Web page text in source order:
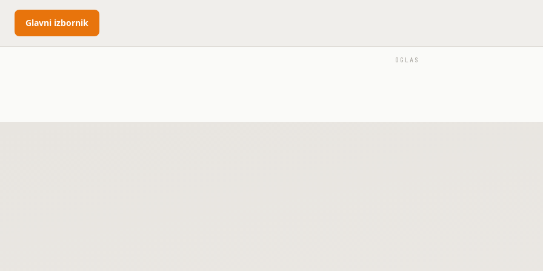
Glavni izbornik
OGLAS